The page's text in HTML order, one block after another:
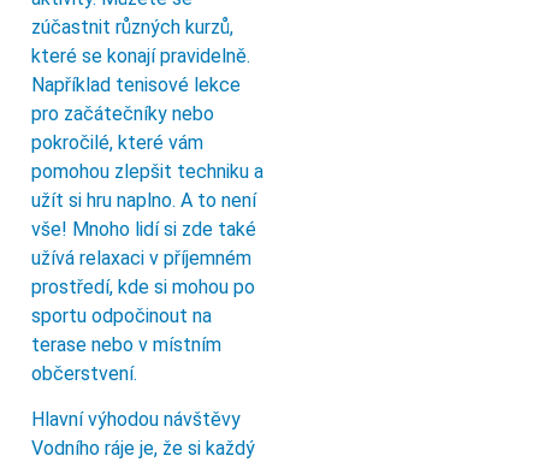
zúčastnit různých kurzů,
které se konají pravidelně.
Například tenisové lekce
pro začátečníky nebo
pokročilé, které vám
pomohou zlepšit techniku a
užít si hru naplno. A to není
vše! Mnoho lidí si zde také
užívá relaxaci v příjemném
prostředí, kde si mohou po
sportu odpočinout na
terase nebo v místním
občerstvení.
Hlavní výhodou návštěvy
Vodního ráje je, že si každý